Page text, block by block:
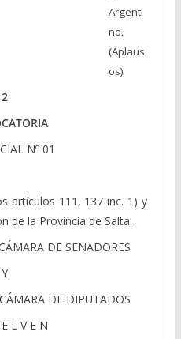
Argenti
no.
(Aplaus
os)
2
Nº 01
111, 137 inc. 1) y
de la Provincia de Salta.
DE SENADORES
Y
DE DIPUTADOS
L V E N